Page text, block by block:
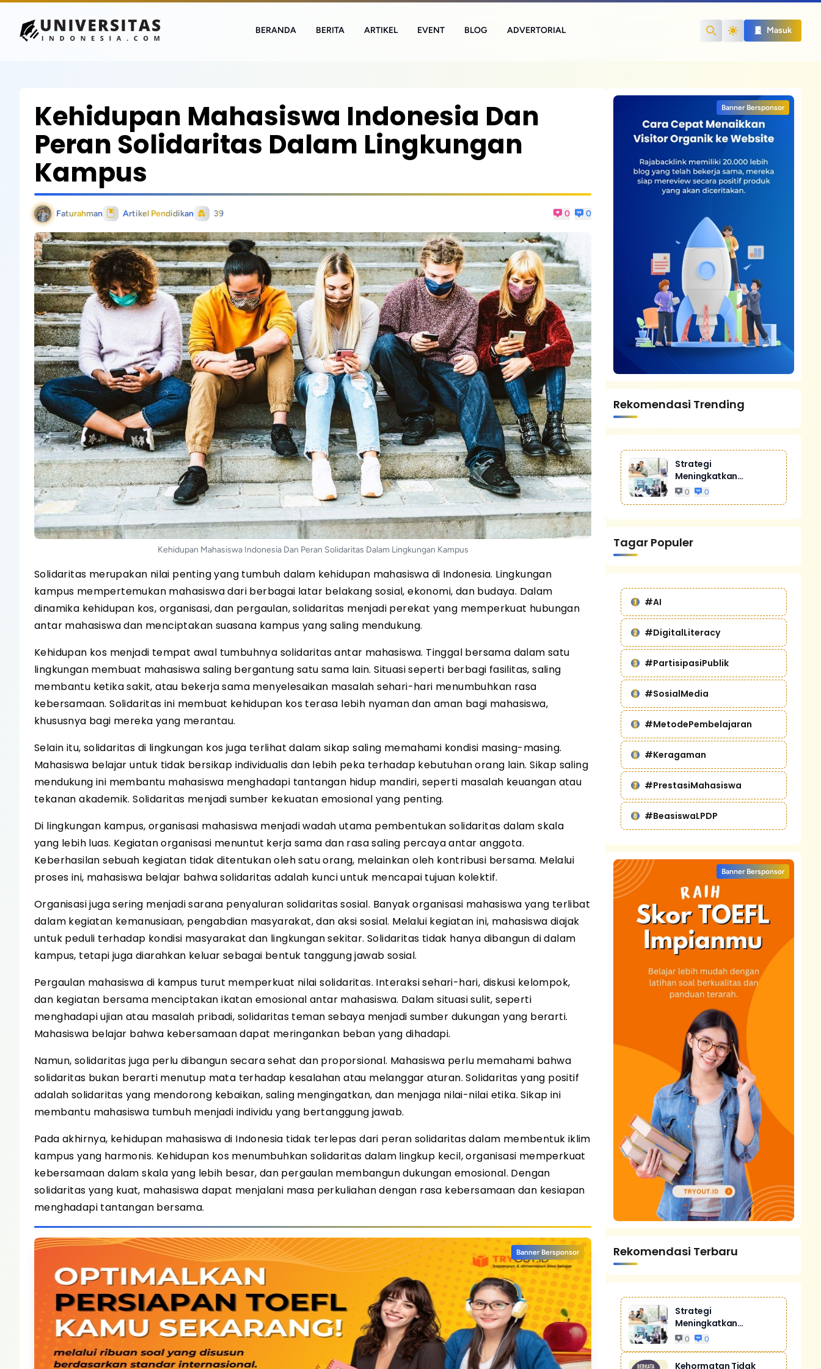
Search
Masuk
BERANDA BERITA ARTIKEL EVENT BLOG ADVERTORIAL
Kehidupan Mahasiswa Indonesia Dan
Peran Solidaritas Dalam Lingkungan
Kampus
Faturahman Artikel Pendidikan 39 0 0
Kehidupan Mahasiswa Indonesia Dan Peran Solidaritas Dalam Lingkungan Kampus
Solidaritas merupakan nilai penting yang tumbuh dalam kehidupan mahasiswa di Indonesia. Lingkungan
kampus mempertemukan mahasiswa dari berbagai latar belakang sosial, ekonomi, dan budaya. Dalam
dinamika kehidupan kos, organisasi, dan pergaulan, solidaritas menjadi perekat yang memperkuat hubungan
antar mahasiswa dan menciptakan suasana kampus yang saling mendukung.
Kehidupan kos menjadi tempat awal tumbuhnya solidaritas antar mahasiswa. Tinggal bersama dalam satu
lingkungan membuat mahasiswa saling bergantung satu sama lain. Situasi seperti berbagi fasilitas, saling
membantu ketika sakit, atau bekerja sama menyelesaikan masalah sehari-hari menumbuhkan rasa
kebersamaan. Solidaritas ini membuat kehidupan kos terasa lebih nyaman dan aman bagi mahasiswa,
khususnya bagi mereka yang merantau.
Selain itu, solidaritas di lingkungan kos juga terlihat dalam sikap saling memahami kondisi masing-masing.
Mahasiswa belajar untuk tidak bersikap individualis dan lebih peka terhadap kebutuhan orang lain. Sikap saling
mendukung ini membantu mahasiswa menghadapi tantangan hidup mandiri, seperti masalah keuangan atau
tekanan akademik. Solidaritas menjadi sumber kekuatan emosional yang penting.
Di lingkungan kampus, organisasi mahasiswa menjadi wadah utama pembentukan solidaritas dalam skala
yang lebih luas. Kegiatan organisasi menuntut kerja sama dan rasa saling percaya antar anggota.
Keberhasilan sebuah kegiatan tidak ditentukan oleh satu orang, melainkan oleh kontribusi bersama. Melalui
proses ini, mahasiswa belajar bahwa solidaritas adalah kunci untuk mencapai tujuan kolektif.
Organisasi juga sering menjadi sarana penyaluran solidaritas sosial. Banyak organisasi mahasiswa yang terlibat
dalam kegiatan kemanusiaan, pengabdian masyarakat, dan aksi sosial. Melalui kegiatan ini, mahasiswa diajak
untuk peduli terhadap kondisi masyarakat dan lingkungan sekitar. Solidaritas tidak hanya dibangun di dalam
kampus, tetapi juga diarahkan keluar sebagai bentuk tanggung jawab sosial.
Pergaulan mahasiswa di kampus turut memperkuat nilai solidaritas. Interaksi sehari-hari, diskusi kelompok,
dan kegiatan bersama menciptakan ikatan emosional antar mahasiswa. Dalam situasi sulit, seperti
menghadapi ujian atau masalah pribadi, solidaritas teman sebaya menjadi sumber dukungan yang berarti.
Mahasiswa belajar bahwa kebersamaan dapat meringankan beban yang dihadapi.
Namun, solidaritas juga perlu dibangun secara sehat dan proporsional. Mahasiswa perlu memahami bahwa
solidaritas bukan berarti menutup mata terhadap kesalahan atau melanggar aturan. Solidaritas yang positif
adalah solidaritas yang mendorong kebaikan, saling mengingatkan, dan menjaga nilai-nilai etika. Sikap ini
membantu mahasiswa tumbuh menjadi individu yang bertanggung jawab.
Pada akhirnya, kehidupan mahasiswa di Indonesia tidak terlepas dari peran solidaritas dalam membentuk iklim
kampus yang harmonis. Kehidupan kos menumbuhkan solidaritas dalam lingkup kecil, organisasi memperkuat
kebersamaan dalam skala yang lebih besar, dan pergaulan membangun dukungan emosional. Dengan
solidaritas yang kuat, mahasiswa dapat menjalani masa perkuliahan dengan rasa kebersamaan dan kesiapan
menghadapi tantangan bersama.
Banner Bersponsor
Banner Bersponsor
Rekomendasi Trending
Strategi
Meningkatkan
Penjualan Melalui
0 0
Tagar Populer
#AI
#DigitalLiteracy
#PartisipasiPublik
#SosialMedia
#MetodePembelajaran
#Keragaman
#PrestasiMahasiswa
#BeasiswaLPDP
Banner Bersponsor
Rekomendasi Terbaru
Strategi
Meningkatkan
Penjualan Melalui
0 0
Kehormatan Tidak